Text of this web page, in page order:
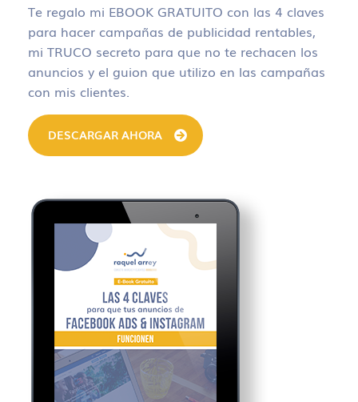
Te regalo mi EBOOK GRATUITO con las 4 claves
para hacer campañas de publicidad rentables,
mi TRUCO secreto para que no te rechacen los
anuncios y el guion que utilizo en las campañas
con mis clientes.
DESCARGAR AHORA